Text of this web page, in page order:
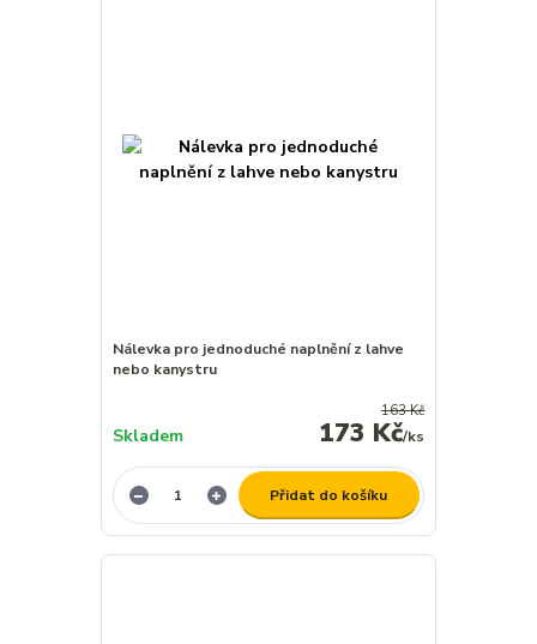
Nálevka pro jednoduché naplnění z lahve
nebo kanystru
163 Kč
173 Kč/ks
Skladem
Přidat do košíku